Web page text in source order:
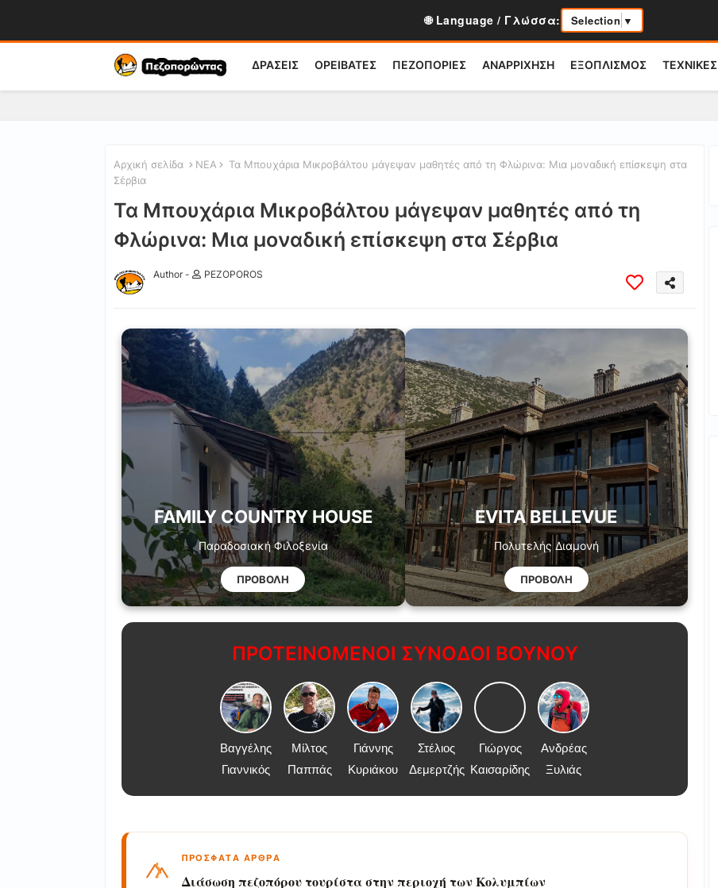
🌐 Language / Γλώσσα: Selection ▼
ΔΡΑΣΕΙΣ ΟΡΕΙΒΑΤΕΣ ΠΕΖΟΠΟΡΙΕΣ ΑΝΑΡΡΙΧΗΣΗ ΕΞΟΠΛΙΣΜΟΣ ΤΕΧΝΙΚΕΣ
Αρχική σελίδα ΝΕΑ
Τα Μπουχάρια Μικροβάλτου μάγεψαν μαθητές από τη Φλώρινα: Μια μοναδική επίσκεψη στα
Σέρβια
Τα Μπουχάρια Μικροβάλτου μάγεψαν μαθητές από τη
Φλώρινα: Μια μοναδική επίσκεψη στα Σέρβια
Author - PEZOPOROS
FAMILY COUNTRY HOUSE
Παραδοσιακή Φιλοξενία
ΠΡΟΒΟΛΗ
EVITA BELLEVUE
Πολυτελής Διαμονή
ΠΡΟΒΟΛΗ
ΠΡΟΤΕΙΝΟΜΕΝΟΙ ΣΥΝΟΔΟΙ ΒΟΥΝΟΥ
Βαγγέλης
Γιαννικός
Μίλτος
Παππάς
Γιάννης
Κυριάκου
Στέλιος
Δεμερτζής
Γιώργος
Καισαρίδης
Ανδρέας
Ξυλιάς
ΠΡΟΣΦΑΤΑ ΑΡΘΡΑ
Επιχείρηση της 5ης ΕΜΑΚ στο Φαράγγι του Βίκου: Τραυματίστηκε 51χρονος